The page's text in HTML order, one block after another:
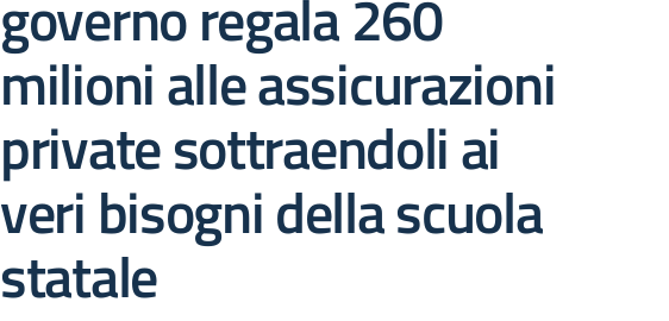
governo regala 260
milioni alle assicurazioni
private sottraendoli ai
veri bisogni della scuola
statale